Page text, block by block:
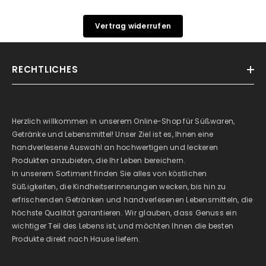
Vertrag widerrufen
RECHTLICHES
Herzlich willkommen in unserem Online-Shop für Süßwaren,
Getränke und Lebensmittel! Unser Ziel ist es, Ihnen eine
handverlesene Auswahl an hochwertigen und leckeren
Produkten anzubieten, die Ihr Leben bereichern.
In unserem Sortiment finden Sie alles von köstlichen
Süßigkeiten, die Kindheitserinnerungen wecken, bis hin zu
erfrischenden Getränken und handverlesenen Lebensmitteln, die
höchste Qualität garantieren. Wir glauben, dass Genuss ein
wichtiger Teil des Lebens ist, und möchten Ihnen die besten
Produkte direkt nach Hause liefern.